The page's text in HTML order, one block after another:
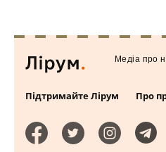
Підтримайте Лірум Про
Медiа про